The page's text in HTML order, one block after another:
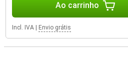
Ao carrinho
Incl. IVA Envio grátis